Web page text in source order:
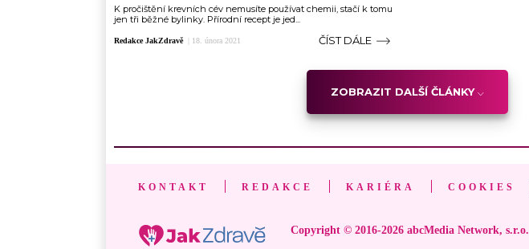
K pročištění krevních cév nemusíte používat chemii, stačí k tomu
jen tři běžné bylinky. Přírodní recept je jed...
Redakce JakZdravě 18. února 2021 ČÍST DÁLE
ZOBRAZIT DALŠÍ ČLÁNKY
KONTAKT REDAKCE KARIÉRA COOKIES
Copyright © 2016-2026 abcMedia Network, s.r.o.